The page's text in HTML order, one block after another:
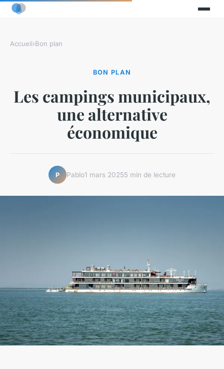
Accueil›Bon plan
BON PLAN
Les campings municipaux,
une alternative
économique
P Pablo1 mars 20255 min de lecture